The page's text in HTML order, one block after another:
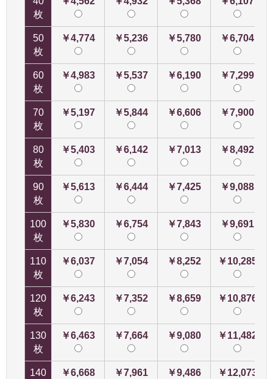
枚
50
枚
￥4,774 ￥5,236 ￥5,780 ￥6,704
60
枚
￥4,983 ￥5,537 ￥6,190 ￥7,299
70
枚
￥5,197 ￥5,844 ￥6,606 ￥7,900
80
枚
￥5,403 ￥6,142 ￥7,013 ￥8,492
90
枚
￥5,613 ￥6,444 ￥7,425 ￥9,088
100
枚
￥5,830 ￥6,754 ￥7,843 ￥9,691
110
枚
￥6,037 ￥7,054 ￥8,252 ￥10,285
120
枚
￥6,243 ￥7,352 ￥8,659 ￥10,876
130
枚
￥6,463 ￥7,664 ￥9,080 ￥11,482
140
￥6,668 ￥7,961 ￥9,486 ￥12,073